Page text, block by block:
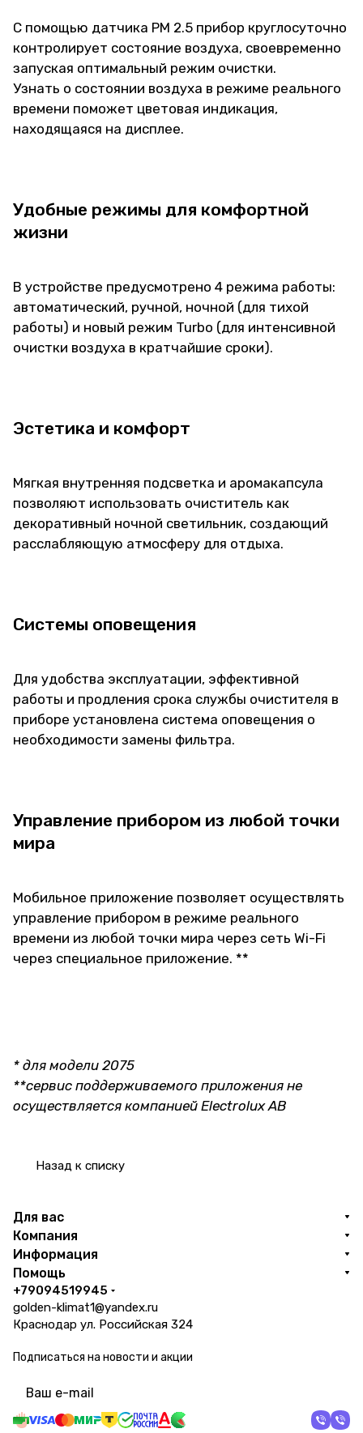
С помощью датчика РМ 2.5 прибор круглосуточно
контролирует состояние воздуха, своевременно
запуская оптимальный режим очистки.
Узнать о состоянии воздуха в режиме реального
времени поможет цветовая индикация,
находящаяся на дисплее.
Удобные режимы для комфортной
жизни
В устройстве предусмотрено 4 режима работы:
автоматический, ручной, ночной (для тихой
работы) и новый режим Turbo (для интенсивной
очистки воздуха в кратчайшие сроки).
Эстетика и комфорт
Мягкая внутренняя подсветка и аромакапсула
позволяют использовать очиститель как
декоративный ночной светильник, создающий
расслабляющую атмосферу для отдыха.
Системы оповещения
Для удобства эксплуатации, эффективной
работы и продления срока службы очистителя в
приборе установлена система оповещения о
необходимости замены фильтра.
Управление прибором из любой точки
мира
Мобильное приложение позволяет осуществлять
управление прибором в режиме реального
времени из любой точки мира через сеть Wi-Fi
через специальное приложение. **
* для модели 2075
**сервис поддерживаемого приложения не
осуществляется компанией Electrolux AB
Назад к списку
Для вас
Компания
Информация
Помощь
+79094519945
golden-klimat1@yandex.ru
Краснодар ул. Российская 324
Подписаться на новости и акции